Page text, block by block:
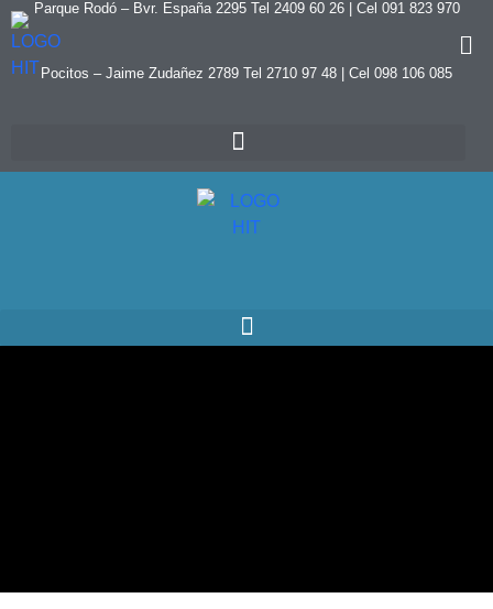
Parque Rodó – Bvr. España 2295 Tel 2409 60 26 | Cel 091 823 970
Pocitos – Jaime Zudañez 2789 Tel 2710 97 48 Cel 098 106 085